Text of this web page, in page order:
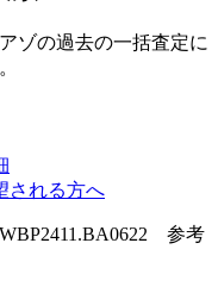
ゾの過去の一括査定に
される方へ
参考